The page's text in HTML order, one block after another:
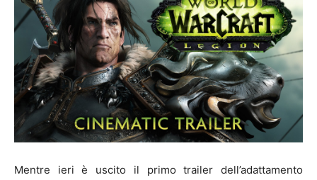
Mentre ieri è uscito il primo trailer dell’adattamento